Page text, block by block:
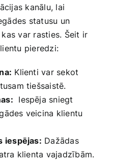
kanālu, lai
statusu un
var rasties.‍ Šeit ir
pieredzi:
Klienti var sekot
tiešsaistē.
‌ Iespēja ‍sniegt
veicina‌ klientu
iespējas: Dažādas
klienta vajadzībām.